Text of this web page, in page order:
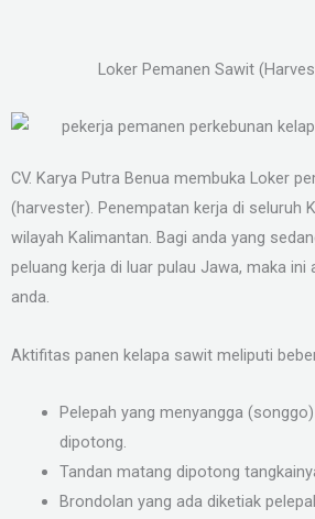
Loker Pemanen Sawit
CV. Karya Putra Benua membuka Loker
(harvester). Penempatan kerja di seluruh
wilayah Kalimantan. Bagi anda yang
peluang kerja di luar pulau Jawa, maka ini
anda.
Aktifitas panen kelapa sawit meliputi
Pelepah yang menyangga
dipotong.
Tandan matang dipotong
Brondolan yang ada diketiak